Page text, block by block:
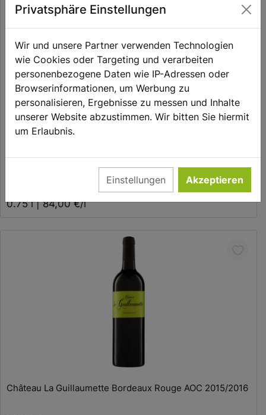
Privatsphäre Einstellungen
Wir und unsere Partner verwenden Technologien
wie Cookies oder Targeting und verarbeiten
personenbezogene Daten wie IP-Adressen oder
Browserinformationen, um Werbung zu
personalisieren, Ergebnisse zu messen und Inhalte
unserer Website abzustimmen. Wir bitten Sie hiermit
um Erlaubnis.
Einstellungen Akzeptieren
In den Warenkorb
0.75 l | 84,00 €/l
Château La Guillaumette Bordeaux Rouge AOC 2015/2016